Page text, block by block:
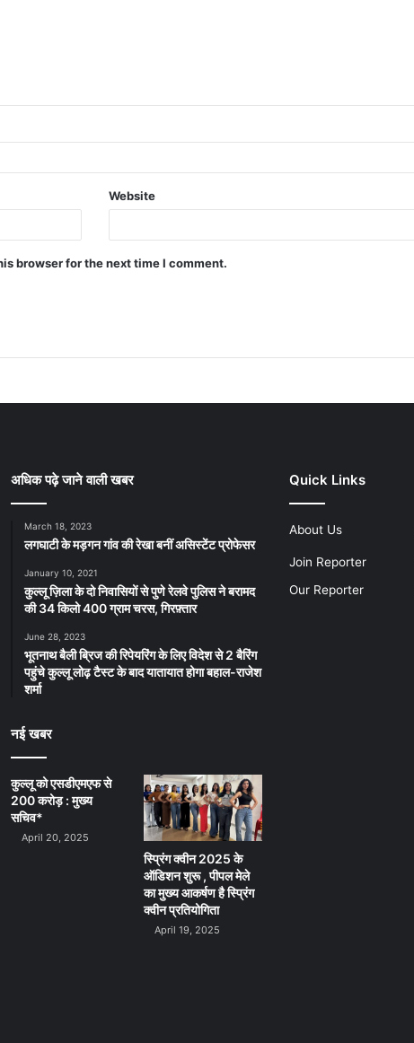
Website
browser for the next time I comment.
अधिक पढ़े जाने वाली खबर
March 18, 2023
लगघाटी के मड़गन गांव की रेखा बनीं असिस्टेंट प्रोफेसर
January 10, 2021
कुल्लू ज़िला के दो निवासियों से पुणे रेलवे पुलिस ने बरामद
की 34 किलो 400 ग्राम चरस, गिरफ़्तार
June 28, 2023
भूतनाथ बैली ब्रिज की रिपेयरिंग के लिए विदेश से 2 बैरिंग
पहुंचे कुल्लू लोढ़ टैस्ट के बाद यातायात होगा बहाल-राजेश
शर्मा
नई खबर
कुल्लू को एसडीएमएफ से
200 करोड़ : मुख्य
सचिव*
April 20, 2025
स्प्रिंग क्वीन 2025 के
ऑडिशन शुरू , पीपल मेले
का मुख्य आकर्षण है स्प्रिंग
क्वीन प्रतियोगिता
April 19, 2025
Quick Links
About Us
Join Reporter
Our Reporter